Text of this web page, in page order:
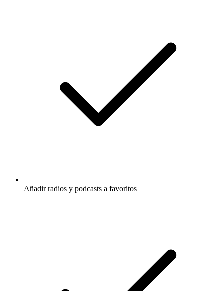
Añadir radios y podcasts a favoritos